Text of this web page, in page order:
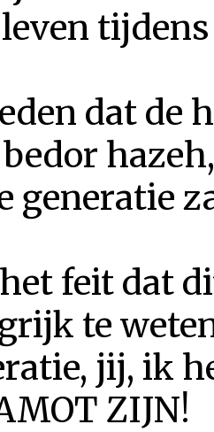
tijdens
dat de
generatie
feit dat
te
jij, ik
ZIJN!